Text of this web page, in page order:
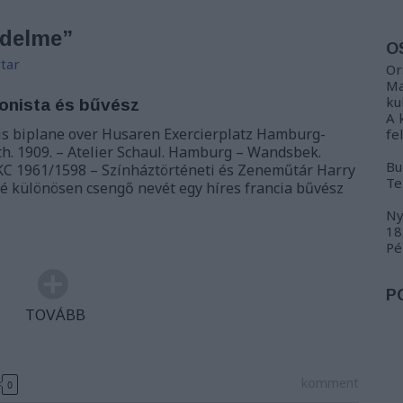
és bűvész
biplane over Husaren Exercierplatz Hamburg-
1909. – Atelier Schaul. Hamburg – Wandsbek.
1961/1598 – Színháztörténeti és Zeneműtár Harry
különösen csengő nevét egy híres francia bűvész
TOVÁBB
0
A